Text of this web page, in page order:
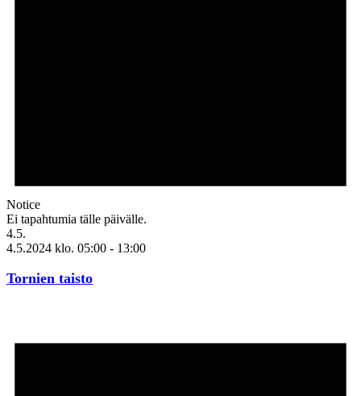
Notice
Ei tapahtumia tälle päivälle.
4.5.
4.5.2024 klo. 05:00 - 13:00
Tornien taisto